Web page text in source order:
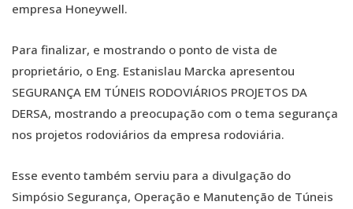
empresa Honeywell.
Para finalizar, e mostrando o ponto de vista de
proprietário, o Eng. Estanislau Marcka apresentou
SEGURANÇA EM TÚNEIS RODOVIÁRIOS PROJETOS DA
DERSA, mostrando a preocupação com o tema segurança
nos projetos rodoviários da empresa rodoviária.
Esse evento também serviu para a divulgação do
Simpósio Segurança, Operação e Manutenção de Túneis